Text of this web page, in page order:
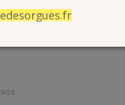
le
Librairie des Orgues